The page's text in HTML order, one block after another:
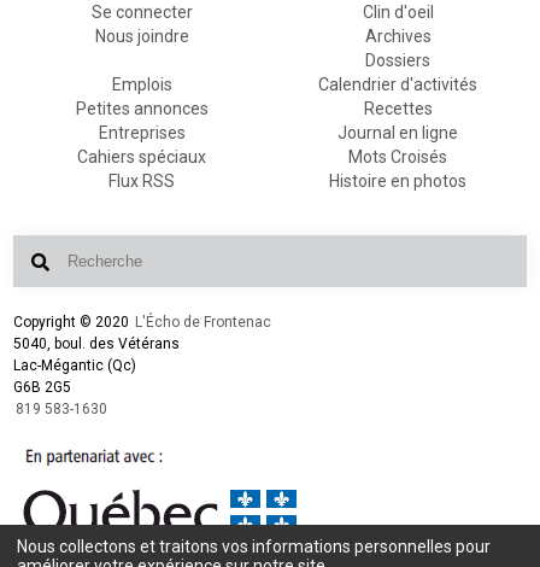
Se connecter
Nous joindre
Clin d'oeil
Archives
Dossiers
Emplois
Petites annonces
Entreprises
Cahiers spéciaux
Flux RSS
Calendrier d'activités
Recettes
Journal en ligne
Mots Croisés
Histoire en photos
Copyright © 2020 L'Écho de Frontenac
5040, boul. des Vétérans
Lac-Mégantic (Qc)
G6B 2G5
819 583-1630
Nous collectons et traitons vos informations personnelles pour